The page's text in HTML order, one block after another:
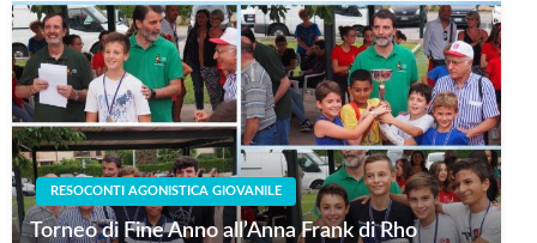
RESOCONTI AGONISTICA GIOVANILE
Torneo di Fine Anno all’Anna Frank di Rho